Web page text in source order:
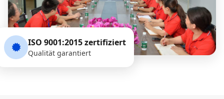
ISO 9001:2015 zertifiziert
Qualität garantiert